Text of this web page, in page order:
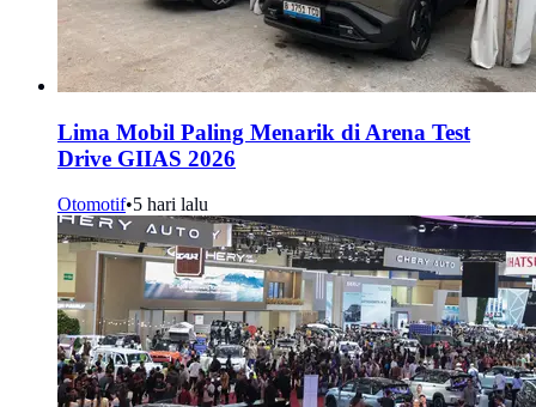
Lima Mobil Paling Menarik di Arena Test
Drive GIIAS 2026
Otomotif•5 hari lalu